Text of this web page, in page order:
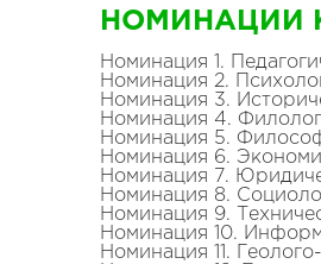
НОМИНАЦИИ
Номинация 1.
Номинация 2.
Номинация 3.
Номинация 4.
Номинация 5.
Номинация 6.
Номинация 7.
Номинация 8.
Номинация 9.
Номинация 10.
Номинация 11.